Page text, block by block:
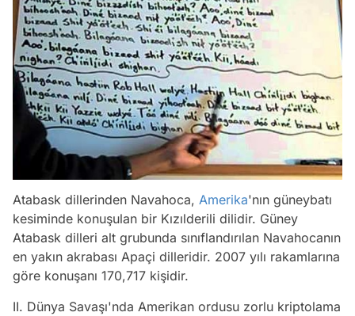
Atabask dillerinden Navahoca, Amerika'nın güneybatı
kesiminde konuşulan bir Kızılderili dilidir. Güney
Atabask dilleri alt grubunda sınıflandırılan Navahocanın
en yakın akrabası Apaçi dilleridir. 2007 yılı rakamlarına
göre konuşanı 170,717 kişidir.
II. Dünya Savaşı'nda Amerikan ordusu zorlu kriptolama